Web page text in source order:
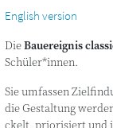
English version
DieBau­e­reig­nis
Schüler*innen.
Sie umfas­sen
die Gestal­tung